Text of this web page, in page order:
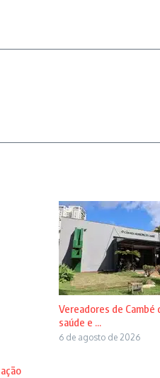
Vereadores de
saúde e ...
6 de agosto de 2026